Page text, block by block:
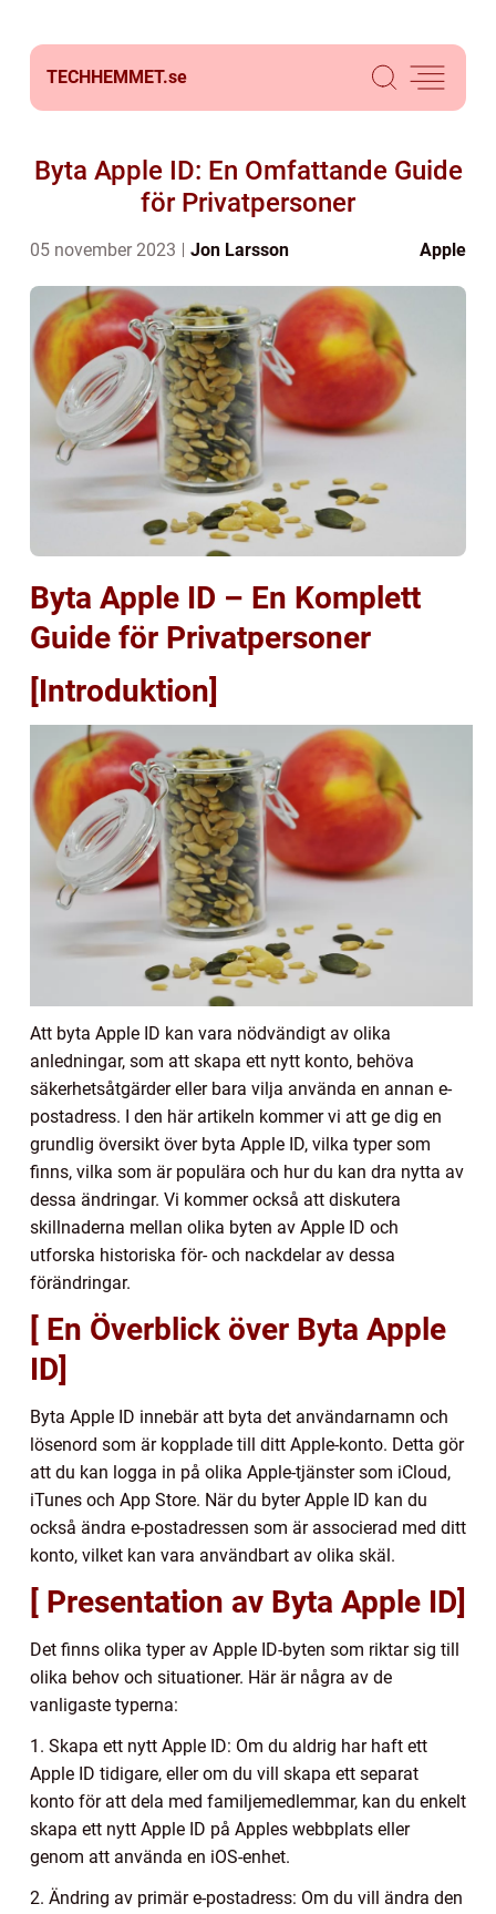
TECHHEMMET.se
Byta Apple ID: En Omfattande Guide
för Privatpersoner
05 november 2023 Jon Larsson Apple
Byta Apple ID – En Komplett
Guide för Privatpersoner
[Introduktion]
Att byta Apple ID kan vara nödvändigt av olika
anledningar, som att skapa ett nytt konto, behöva
säkerhetsåtgärder eller bara vilja använda en annan e-
postadress. I den här artikeln kommer vi att ge dig en
grundlig översikt över byta Apple ID, vilka typer som
finns, vilka som är populära och hur du kan dra nytta av
dessa ändringar. Vi kommer också att diskutera
skillnaderna mellan olika byten av Apple ID och
utforska historiska för- och nackdelar av dessa
förändringar.
[ En Överblick över Byta Apple
ID]
Byta Apple ID innebär att byta det användarnamn och
lösenord som är kopplade till ditt Apple-konto. Detta gör
att du kan logga in på olika Apple-tjänster som iCloud,
iTunes och App Store. När du byter Apple ID kan du
också ändra e-postadressen som är associerad med ditt
konto, vilket kan vara användbart av olika skäl.
[ Presentation av Byta Apple ID]
Det finns olika typer av Apple ID-byten som riktar sig till
olika behov och situationer. Här är några av de
vanligaste typerna:
1. Skapa ett nytt Apple ID: Om du aldrig har haft ett
Apple ID tidigare, eller om du vill skapa ett separat
konto för att dela med familjemedlemmar, kan du enkelt
skapa ett nytt Apple ID på Apples webbplats eller
genom att använda en iOS-enhet.
2. Ändring av primär e-postadress: Om du vill ändra den